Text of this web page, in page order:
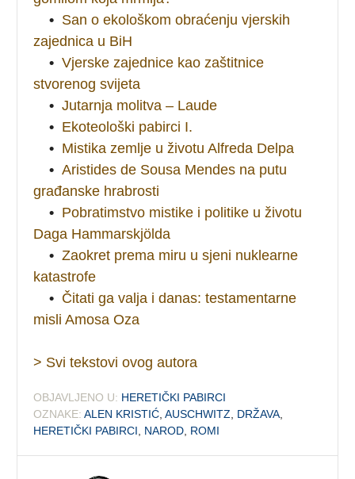
• San o ekološkom obraćenju vjerskih
zajednica u BiH
• Vjerske zajednice kao zaštitnice
stvorenog svijeta
• Jutarnja molitva – Laude
• Ekoteološki pabirci I.
• Mistika zemlje u životu Alfreda Delpa
• Aristides de Sousa Mendes na putu
građanske hrabrosti
• Pobratimstvo mistike i politike u životu
Daga Hammarskjölda
• Zaokret prema miru u sjeni nuklearne
katastrofe
• Čitati ga valja i danas: testamentarne
misli Amosa Oza
> Svi tekstovi ovog autora
OBJAVLJENO U: HERETIČKI PABIRCI
OZNAKE: ALEN KRISTIĆ ,AUSCHWITZ DRŽAVA
HERETIČKI PABIRCI
NAROD ROMI